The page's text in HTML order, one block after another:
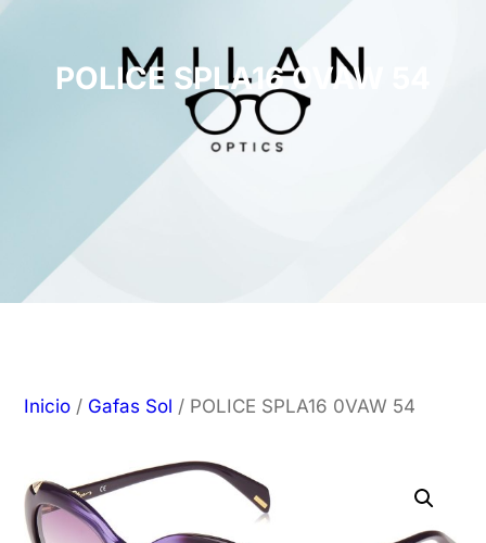
POLICE SPLA16 0VAW 54
Inicio / Gafas Sol / POLICE SPLA16 0VAW 54